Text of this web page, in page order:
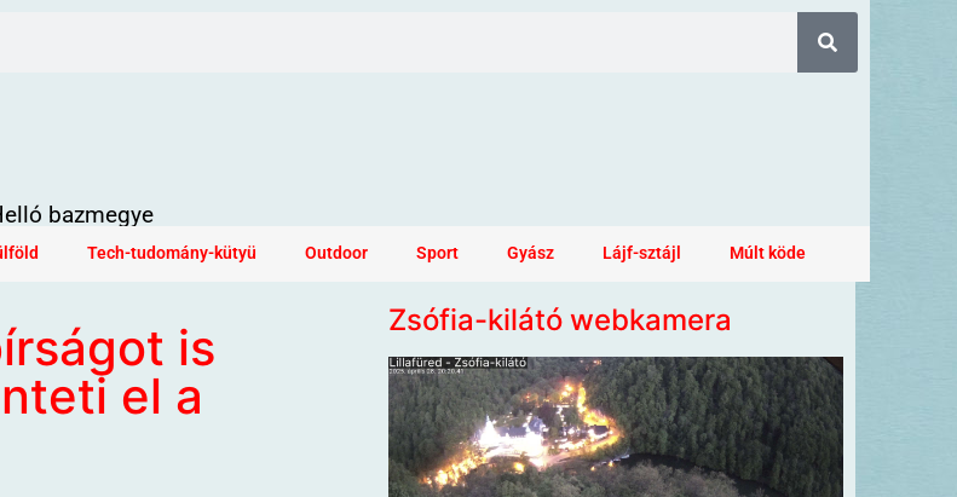
bazmegye
Tech-tudomány-kütyü Outdoor Sport Gyász Lájf-sztájl Múlt köde
is
el a
Zsófia-kilátó webkamera